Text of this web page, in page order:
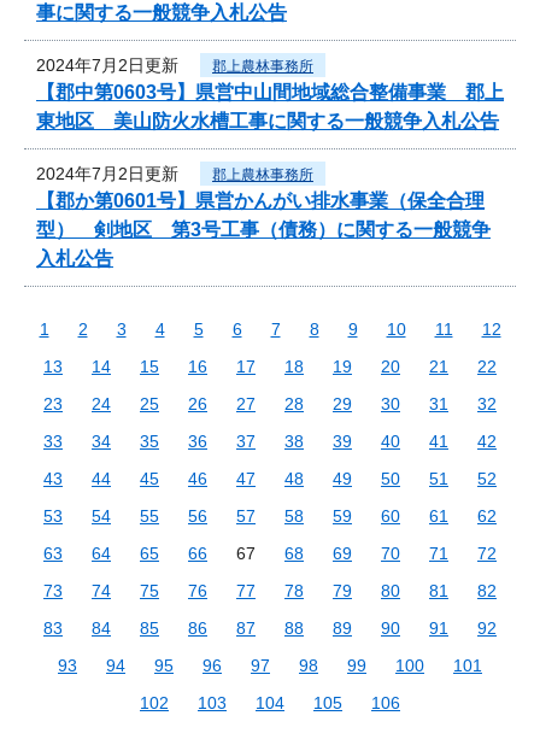
事に関する一般競争入札公告
2024年7月2日更新 郡上農林事務所
【郡中第0603号】県営中山間地域総合整備事業 郡上
東地区 美山防火水槽工事に関する一般競争入札公告
2024年7月2日更新 郡上農林事務所
【郡か第0601号】県営かんがい排水事業（保全合理
型） 剣地区 第3号工事（債務）に関する一般競争
入札公告
1 2 3 4 5 6 7 8 9 10 11
12
13
14 15 16 17 18 19 20 21
22
23
24 25 26 27 28 29 30 31
32
33
34 35 36 37 38 39 40 41
42
43
44 45 46 47 48 49 50 51
52
53
54 55 56 57 58 59 60 61
62
63
64 65 66 67 68 69 70 71
72
73
74 75 76 77 78 79 80 81
82
83
84 85 86 87 88 89 90 91
92
93
94 95 96 97 98 99 100
101
102
103 104 105 106